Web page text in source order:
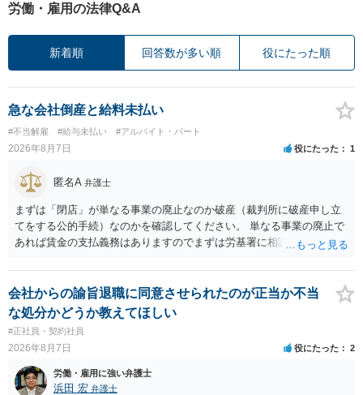
労働・雇用の法律Q&A
新着順 回答数が多い順 役にたった順
急な会社倒産と給料未払い
#不当解雇 #給与未払い #アルバイト・パート
2026年8月7日 役にたった 1
匿名A 弁護士
まずは「閉店」が単なる事業の廃止なのか破産（裁判所に破産申し立
てをする公的手続）なのかを確認してください。 単なる事業の廃止で
あれば賃金の支払義務はありますのでまずは労基署に相談してくださ
しいかもしれませんが）賃金などの労働債権は他の債務より優先して
支払われます。ただし支払までにかなり時間がかかるでしょう。 さら
に、「独立行政法人労働者健康安全機構 」という公的機関が未払賃金
の立替事業を行っています。詳しくは、同機構の＜未払賃金立替払相
談コーナー＞ TEL 044-431-8663 相談時間：土日祝日を除く9:15～1
7:00 に相談してみてください。同じように未払となった他の従業員の
方がいれば一緒に相談してみるといいでしょう。
会社からの諭旨退職に同意させられたのが正当か不当
な処分かどうか教えてほしい
#正社員・契約社員
2026年8月7日 役にたった 2
労働・雇用に強い弁護士
浜田 宏 弁護士